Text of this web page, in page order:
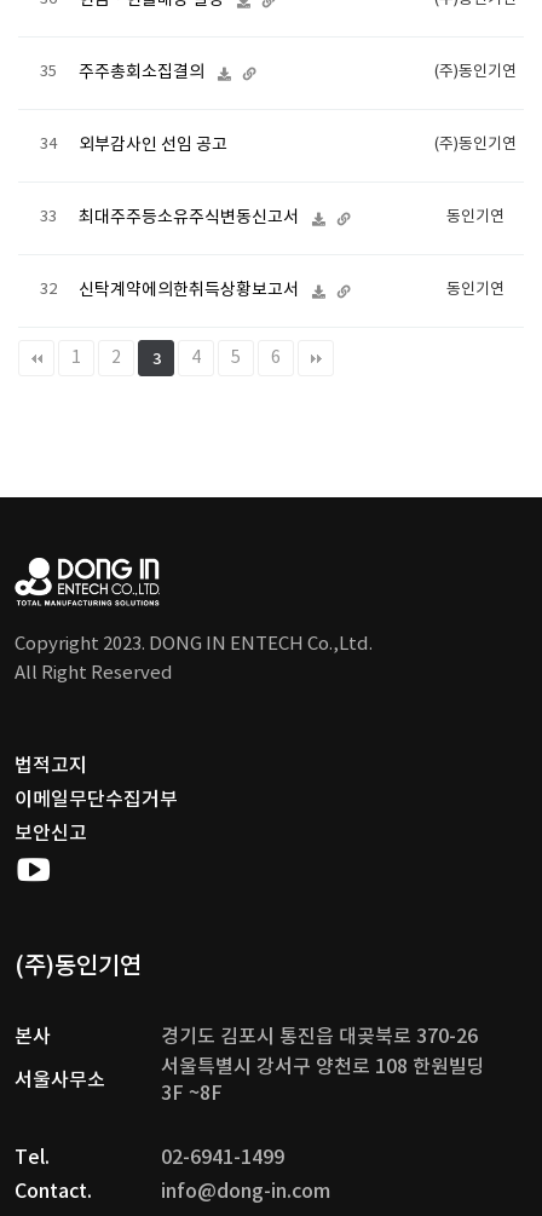
35 주주총회소집결의 (주)동인기연
34 외부감사인 선임 공고 (주)동인기연
33 최대주주등소유주식변동신고서 동인기연
32 신탁계약에의한취득상황보고서 동인기연
1 2 3 4 5 6
Copyright 2023. DONG IN ENTECH Co.,Ltd.
All Right Reserved
법적고지
이메일무단수집거부
보안신고
(주)동인기연
본사
경기도 김포시 통진읍 대곶북로 370-26
서울사무소
서울특별시 강서구 양천로 108 한원빌딩
3F ~8F
Tel.
02-6941-1499
Contact.
info@dong-in.com